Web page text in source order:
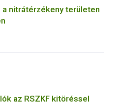
a nitrátérzékeny területen
az RSZKF kitöréssel